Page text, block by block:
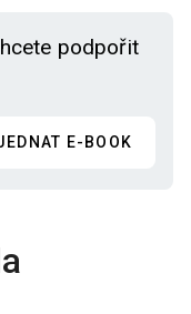
podpořit
E-BOOK